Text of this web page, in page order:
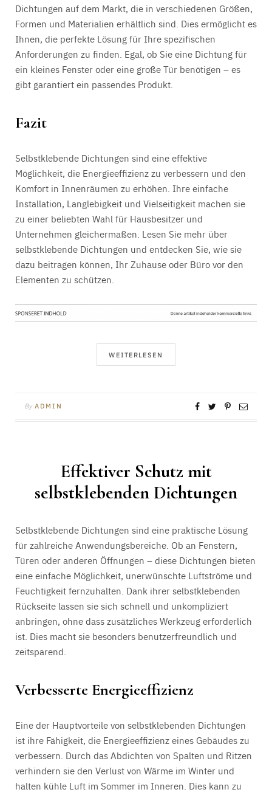
Dichtungen auf dem Markt, die in verschiedenen Größen,
Formen und Materialien erhältlich sind. Dies ermöglicht es
Ihnen, die perfekte Lösung für Ihre spezifischen
Anforderungen zu finden. Egal, ob Sie eine Dichtung für
ein kleines Fenster oder eine große Tür benötigen – es
gibt garantiert ein passendes Produkt.
Fazit
Selbstklebende Dichtungen sind eine effektive
Möglichkeit, die Energieeffizienz zu verbessern und den
Komfort in Innenräumen zu erhöhen. Ihre einfache
Installation, Langlebigkeit und Vielseitigkeit machen sie
zu einer beliebten Wahl für Hausbesitzer und
Unternehmen gleichermaßen. Lesen Sie mehr über
selbstklebende Dichtungen und entdecken Sie, wie sie
dazu beitragen können, Ihr Zuhause oder Büro vor den
Elementen zu schützen.
WEITERLESEN
By ADMIN
Effektiver Schutz mit
selbstklebenden Dichtungen
Selbstklebende Dichtungen sind eine praktische Lösung
für zahlreiche Anwendungsbereiche. Ob an Fenstern,
Türen oder anderen Öffnungen – diese Dichtungen bieten
eine einfache Möglichkeit, unerwünschte Luftströme und
Feuchtigkeit fernzuhalten. Dank ihrer selbstklebenden
Rückseite lassen sie sich schnell und unkompliziert
anbringen, ohne dass zusätzliches Werkzeug erforderlich
ist. Dies macht sie besonders benutzerfreundlich und
zeitsparend.
Verbesserte Energieeffizienz
Eine der Hauptvorteile von selbstklebenden Dichtungen
ist ihre Fähigkeit, die Energieeffizienz eines Gebäudes zu
verbessern. Durch das Abdichten von Spalten und Ritzen
verhindern sie den Verlust von Wärme im Winter und
halten kühle Luft im Sommer im Inneren. Dies kann zu